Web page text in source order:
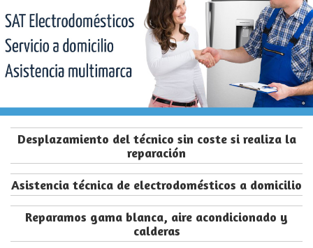
Desplazamiento del técnico sin coste si realiza la
reparación
Asistencia técnica de electrodomésticos a domicilio
Reparamos gama blanca, aire acondicionado y
calderas